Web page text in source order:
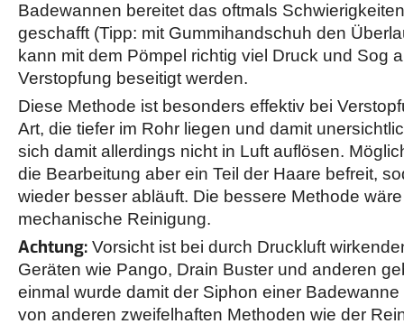
Badewannen bereitet das oftmals
geschafft (Tipp: mit Gummihandschuh den
kann mit dem Pömpel richtig viel Druck und Sog
Verstopfung beseitigt werden.
Diese Methode ist besonders effektiv bei
Art, die tiefer im Rohr liegen und damit
sich damit allerdings nicht in Luft auflösen.
die Bearbeitung aber ein Teil der Haare befreit,
wieder besser abläuft. Die bessere Methode
mechanische Reinigung.
Achtung: Vorsicht ist bei durch Druckluft
Geräten wie Pango, Drain Buster und anderen
einmal wurde damit der Siphon einer
von anderen zweifelhaften Methoden wie der